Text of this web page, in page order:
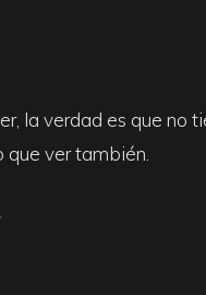
Surf
la verdad es que no
que ver también.